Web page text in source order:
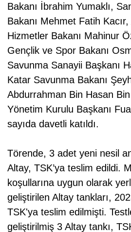
Bakanı İbrahim Yumaklı,
Bakanı Mehmet Fatih
Hizmetler Bakanı Mahinur
Gençlik ve Spor Bakanı
Savunma Sanayii Başkanı
Katar Savunma Bakanı
Abdurrahman Bin Hasan
Yönetim Kurulu Başkanı
sayıda davetli katıldı.
Törende, 3 adet yeni nesil
Altay, TSK’ya teslim edildi.
koşullarına uygun olarak
geliştirilen Altay tankları,
TSK'ya teslim edilmişti.
geliştirilmiş 3 Altay tankı,